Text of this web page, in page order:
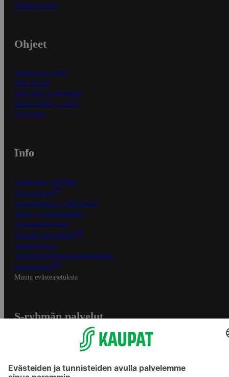
Asiakaspalvelu
Ohjeet
Ensitilaajan ohjeet
Näin maksat
Näin tilaat ja muokkaat
Kaikki ohjeet ja vinkit
In English
Info
S-Business yrityksille
Oiva-raportit
Osuuskauppojen yhteystiedot
Tilaus- ja toimitusehdot
Tietosuojakäytäntö
Palvelun käyttöehdot
Saavutettavuus
Mobiilisovelluksen saavutettavuus
Mainostajalle
Muuta evästeasetuksia
S-ryhmän palvelut
Yhteishyvä Ruoka -sovellus